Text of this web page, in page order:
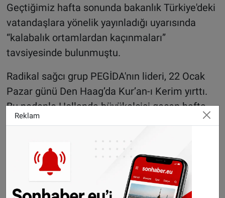
Geçtiğimiz hafta sonunda bakanlık Türkiye'deki
vatandaşlara yönelik yayınladığı uyarısında
“kalabalık ortamlardan kaçınmaları”
tavsiyesinde bulunmuştu.
Radikal sağcı grup PEGİDA'nın lideri, 22 Ocak
Pazar günü Den Haag’da Kur’an-ı Kerim yırttı.
Bu nedenle Hollanda büyükelçisi geçen hafta
Türk hükümeti tarafından çağrıldı. Türkiye,
vermemesini talep etti.
Geçtiğimiz hafta Danimarkalı aşırı sağcı
siyasetçi Rasmus Paludan'ın İsveç ve
Reklam